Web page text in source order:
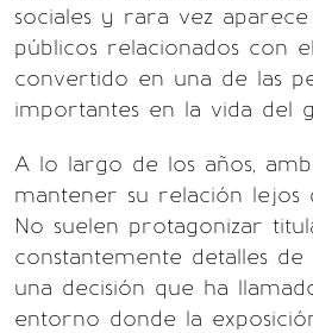
sociales y rara vez aparece
públicos relacionados con
convertido en una de las
importantes en la vida del
A lo largo de los años,
mantener su relación lejos
No suelen protagonizar
constantemente detalles de
una decisión que ha
entorno donde la